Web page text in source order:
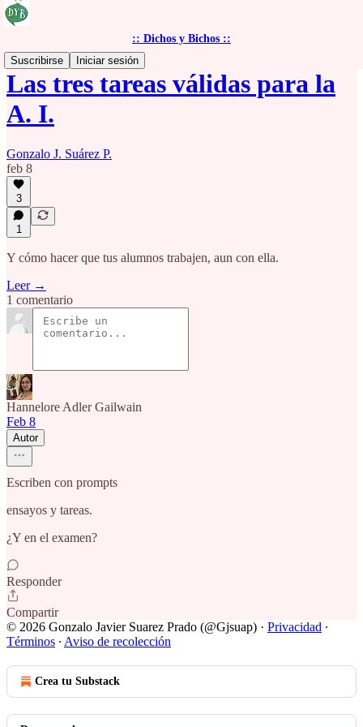
:: Dichos y Bichos ::
Suscribirse
Iniciar sesión
Las tres tareas válidas para la
A. I.
Gonzalo J. Suárez P.
feb 8
3
1
Y cómo hacer que tus alumnos trabajen, aun con ella.
Leer →
1 comentario
Hannelore Adler Gailwain
Feb 8
Autor
Escriben con prompts
ensayos y tareas.
¿Y en el examen?
Responder
Compartir
© 2026 Gonzalo Javier Suarez Prado (@Gjsuap) · Privacidad ∙
Términos ∙ Aviso de recolección
Crea tu Substack